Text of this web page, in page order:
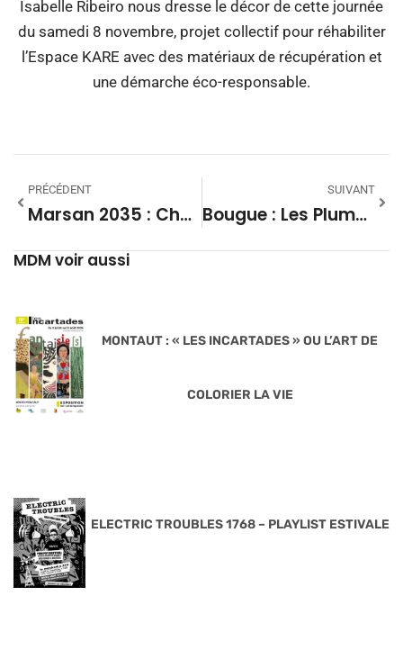
Isabelle Ribeiro nous dresse le décor de cette journée
du samedi 8 novembre, projet collectif pour réhabiliter
l’Espace KARE avec des matériaux de récupération et
une démarche éco-responsable.
PRÉCÉDENT
Marsan 2035 : Charles Dayot Présente Le Rapport Spin & Strategy
SUIVANT
Bougue : Les Plumes Et Crayons Locaux Dimanche Au 4ème Salon Des Auteurs
MDM voir aussi
MONTAUT : « LES INCARTADES » OU L’ART DE
COLORIER LA VIE
ELECTRIC TROUBLES 1768 – PLAYLIST ESTIVALE